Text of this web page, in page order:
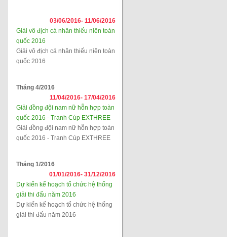
03/06/2016- 11/06/2016
Giải vô địch cá nhân thiếu niên toàn
quốc 2016
Giải vô địch cá nhân thiếu niên toàn
quốc 2016
Tháng 4/2016
11/04/2016- 17/04/2016
Giải đồng đội nam nữ hỗn hợp toàn
quốc 2016 - Tranh Cúp EXTHREE
Giải đồng đội nam nữ hỗn hợp toàn
quốc 2016 - Tranh Cúp EXTHREE
Tháng 1/2016
01/01/2016- 31/12/2016
Dự kiến kế hoạch tổ chức hệ thống
giải thi đấu năm 2016
Dự kiến kế hoạch tổ chức hệ thống
giải thi đấu năm 2016